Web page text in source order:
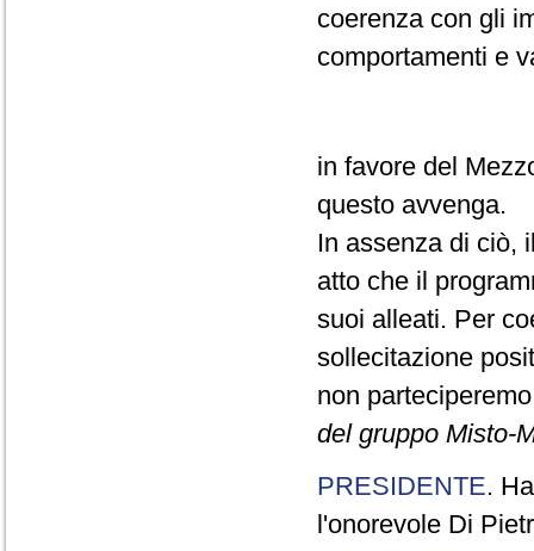
coerenza con gli
comportamenti e
in favore del
questo avvenga.
In assenza di ciò,
atto che il
suoi alleati. Per
sollecitazione
non
del gruppo Misto-
PRESIDENTE.
l'onorevole Di